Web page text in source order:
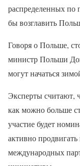
распределенных по
бы возглавить
Говоря о Польше,
министр Польши
могут начаться
Эксперты считают,
как можно больше
участие будет
активно
международных